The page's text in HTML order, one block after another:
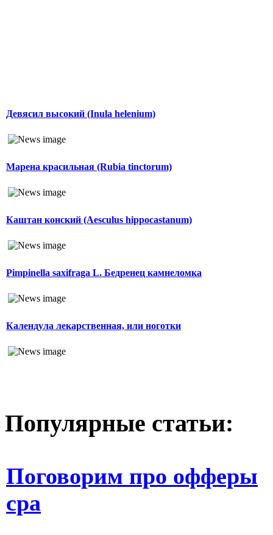
Девясил высокий (Inula helenium)
Марена красильная (Rubia tinctorum)
Каштан конский (Aesculus hippocastanum)
Pimpinella saxifraga L. Бедренец камнеломка
Календула лекарственная, или ноготки
Популярные статьи:
Поговорим про офферы
cpa